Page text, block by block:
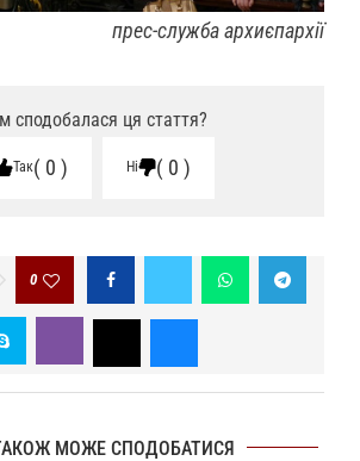
прес-служба архиєпархії
сподобалася ця стаття?
Так 0 Ні 0
0
МОЖЕ СПОДОБАТИСЯ